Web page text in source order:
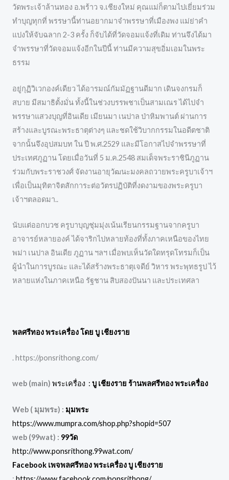
วัดพระเจ้าล้านทอง อ.พร้าว จ.เชียงใหม่ คุณแม่ก็ตามไปเยี่ยมร่วม
ทำบุญทุกที่ พรรษานี้ท่านอยากมาจำพรรษาที่เมืองพง แม่ย่าคำ
แปงให้จับฉลาก 2-3 ครั้ง ก็จับได้ที่วัดจอมแจ้งที่เดิม ท่านจึงได้มา
จำพรรษาที่วัดจอมแจ้งอีกในปีนี้ ท่านมีความสุขอิ่มเอมในพระ
ธรรม
อยู่กุฏิวิเวกองค์เดียว ได้อารมณ์กัมมัฏฐานดีมาก เดินจงกรมก็
สบาย มีสมาธิตั้งมั่น ทั้งนี้ในช่วงบรรพชาเป็นสามเณร ได้ไปจำ
พรรษาแสวงบุญที่อินเดีย เมียนมา เนปาล ป่าหิมพานต์ ผ่านการ
สร้างและบูรณะพระธาตุต่างๆ และชดใช้วิบากกรรมในอดีตชาติ
จากนั้นจึงอุปสมบท ใน ปี พ.ศ.2529 และมีโอกาสไปจำพรรษาที่
ประเทศภูฏาน โดยเมื่อวันที่ 5 ม.ค.2548 สมเด็จพระราชินีภูฏาน
ร่วมกับพระราชวงศ์ จัดงานอายุวัฒนะมงคลถวายพระครูบาเจ้าฯ
เพื่อเป็นมุทิตาจิตสักการะต่อวัตรปฏิบัติที่งดงามของพระครูบา
เจ้าฯตลอดมา..
นับแต่ออกบวช ครูบาบุญชุ่มมุ่งเน้นเรียนกรรมฐานจากครูบา
อาจารย์หลายองค์ ได้จาริกไปหลายท้องที่ทั้งภาคเหนือของไทย
พม่า เนปาล อินเดีย ภูฏาน ฯลฯ เมื่อพบเห็นวัดใดทรุดโทรมก็เป็น
ผู้นำในการบูรณะ และได้สร้างพระธาตุเจดีย์ วิหาร พระพุทธรูป ไว้
หลายแห่งในภาคเหนือ รัฐชาน สิบสองปันนา และประเทศลา
พลศรีทอง พระเครื่อง โดย บู เชียงราย
. https://ponsrithong.com/
web (main) พระเครื่อง : บู เชียงราย ร้านพลศรีทอง พระเครื่อง
Web ( มุมพระ) : มุมพระ
https://www.mumpra.com/shop.php?shopid=507
web (99wat) : 99วัด
http://www.ponsrithong.99wat.com/
Facebook เพจพลศรีทอง พระเครื่อง บู เชียงราย